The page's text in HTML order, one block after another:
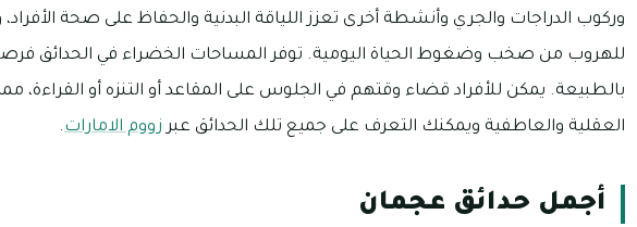
وركوب الدراجات والجري وأنشطة أخرى تعزز اللياقة البدنية والحفاظ على صحة الأفراد،
للهروب من صخب وضغوط الحياة اليومية. توفر المساحات الخضراء في الحدائق فرصة
بالطبيعة. يمكن للأفراد قضاء وقتهم في الجلوس على المقاعد أو التنزه أو
العقلية والعاطفية ويمكنك التعرف على جميع تلك الحدائق عبر زووم الامارات.
أجمل حدائق عجمان